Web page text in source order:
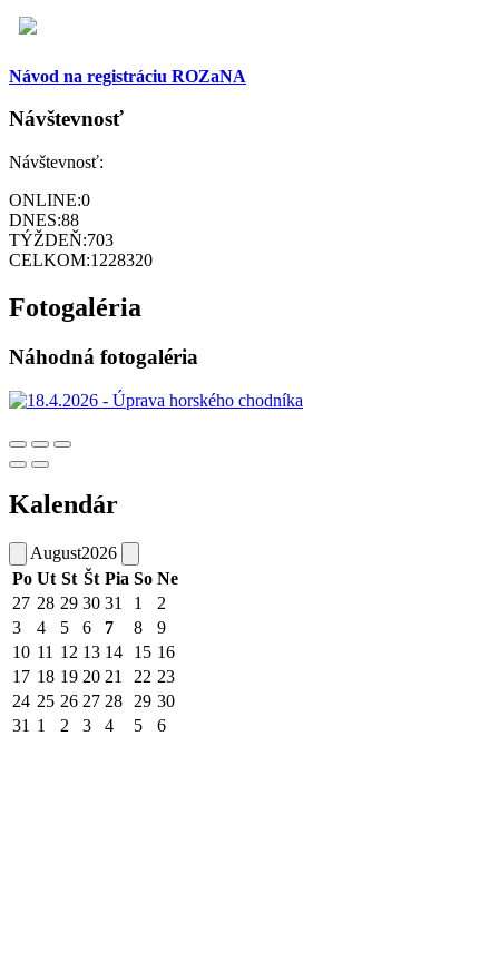
Návod na registráciu ROZaNA
Návštevnosť
Návštevnosť:
ONLINE:0
DNES:88
TÝŽDEŇ:703
CELKOM:1228320
Fotogaléria
Náhodná fotogaléria
Kalendár
August2026
Po Ut St Št Pia So Ne
27 28 29 30 31 1
2
3
4 5 6 7 8
9
10 11 12 13 14 15 16
17 18 19 20 21 22 23
24 25 26 27 28 29 30
31 1 2 3 4 5 6